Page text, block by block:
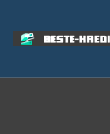
content